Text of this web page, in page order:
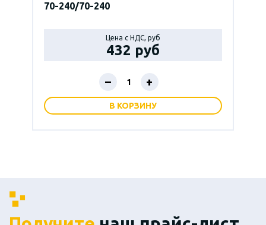
70-240/70-240
Цена с НДС, руб
432 руб
– +
В КОРЗИНУ